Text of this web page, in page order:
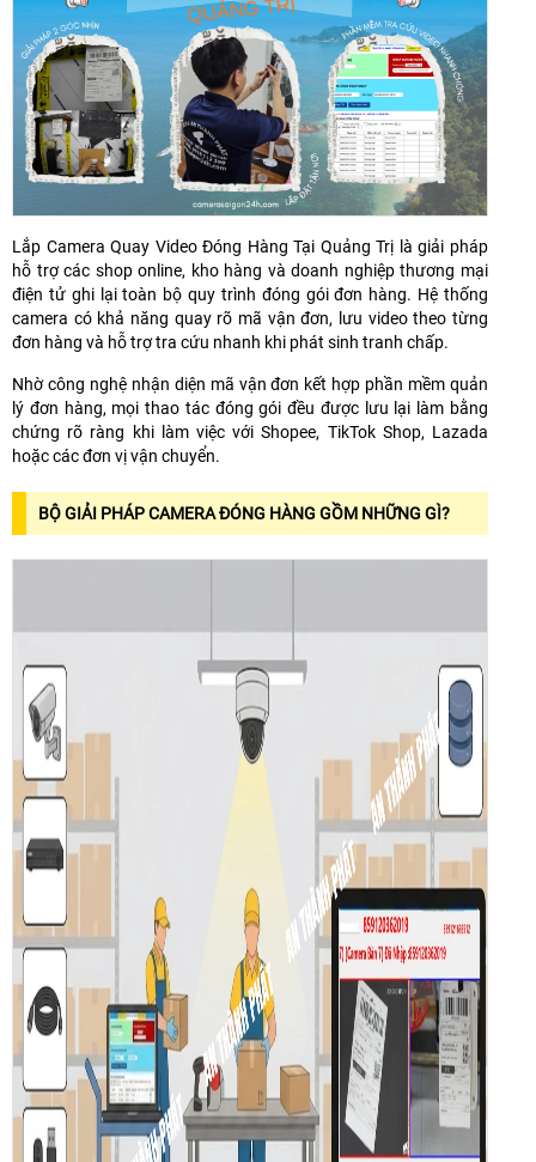
Lắp Camera Quay Video Đóng Hàng Tại Quảng Trị là giải pháp
hỗ trợ các shop online, kho hàng và doanh nghiệp thương mại
điện tử ghi lại toàn bộ quy trình đóng gói đơn hàng. Hệ thống
camera có khả năng quay rõ mã vận đơn, lưu video theo từng
đơn hàng và hỗ trợ tra cứu nhanh khi phát sinh tranh chấp.
Nhờ công nghệ nhận diện mã vận đơn kết hợp phần mềm quản
lý đơn hàng, mọi thao tác đóng gói đều được lưu lại làm bằng
chứng rõ ràng khi làm việc với Shopee, TikTok Shop, Lazada
hoặc các đơn vị vận chuyển.
BỘ GIẢI PHÁP CAMERA ĐÓNG HÀNG GỒM NHỮNG GÌ?